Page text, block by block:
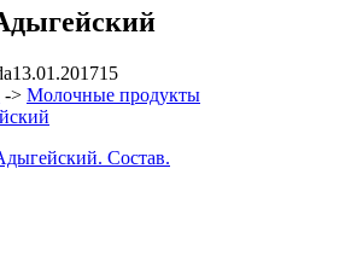
13.01.20171 5
-> Молочные продукты